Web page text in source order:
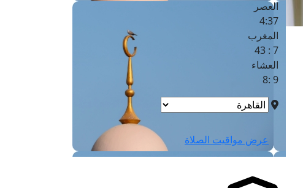
العصر
4:37
المغرب
7 : 43
العشاء
9 :8
عرض مواقيت الصلاة